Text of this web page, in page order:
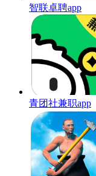
智联卓聘app
青团社兼职app